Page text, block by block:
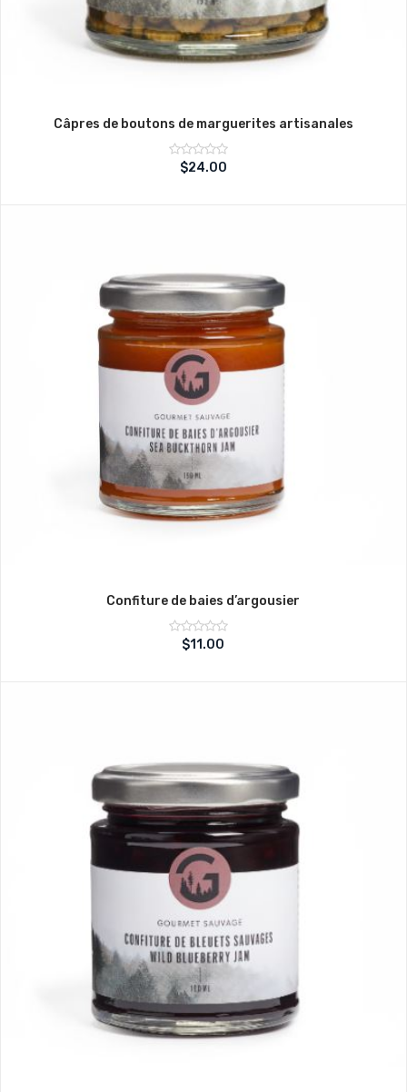
Câpres de boutons de marguerites artisanales
Note
sur
$24.00
Confiture de baies d’argousier
Note
sur
$11.00